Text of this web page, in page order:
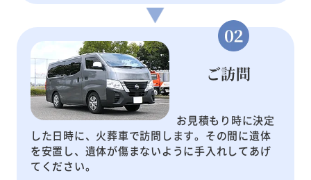
ご訪問
お見積もり時に決定
した日時に、火葬車で訪問します。その間に遺体
を安置し、遺体が傷まないように手入れしてあげ
てください。